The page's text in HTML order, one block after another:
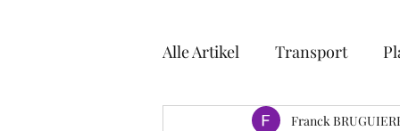
Alle Artikel Transport
Kirche
Franck